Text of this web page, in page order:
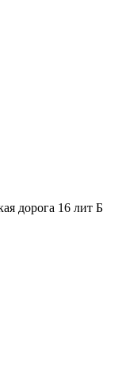
дорога 16 лит Б